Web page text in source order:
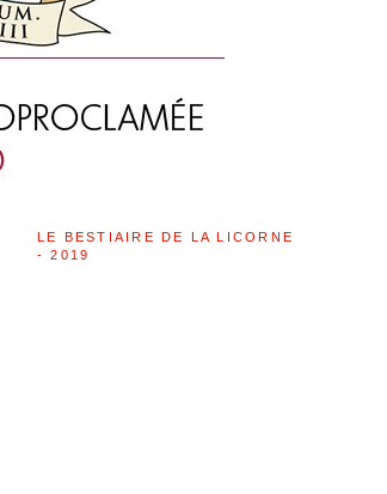
LE BESTIAIRE DE LA LICORNE
- 2019